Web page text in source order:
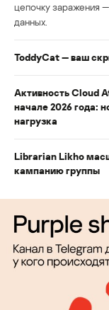
цепочку заражения
данных.
ToddyCat — ваш
Активность Cloud
начале 2026 года:
нагрузка
Librarian Likho
кампанию группы